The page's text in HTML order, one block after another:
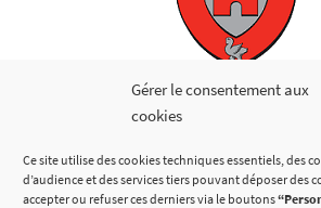
Gérer le consentement aux
cookies
Ce site utilise des cookies techniques essentiels, des
d’audience et des services tiers pouvant déposer des
accepter ou refuser ces derniers via le boutons
Copyright © 2026